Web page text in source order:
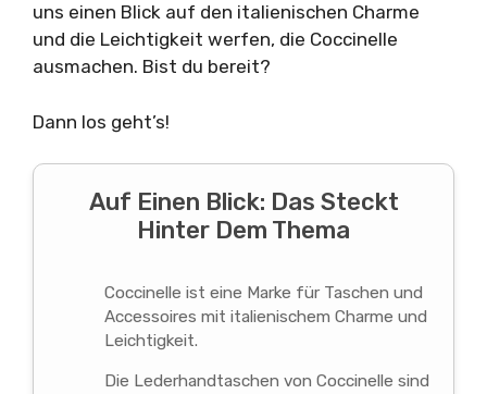
uns einen Blick auf den italienischen Charme
und die Leichtigkeit werfen, die Coccinelle
ausmachen. Bist du bereit?
Dann los geht’s!
Auf Einen Blick: Das Steckt
Hinter Dem Thema
Coccinelle ist eine Marke für Taschen und
Accessoires mit italienischem Charme und
Leichtigkeit.
Die Lederhandtaschen von Coccinelle sind